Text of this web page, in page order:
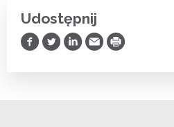
Udostępnij
Udostępnij na Facebooku
Udostępnij na Twitterze
Udostępnij na LinkedIn
Prześlij Emailem
Drukuj